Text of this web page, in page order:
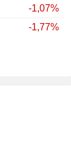
-1,07%
-1,77%